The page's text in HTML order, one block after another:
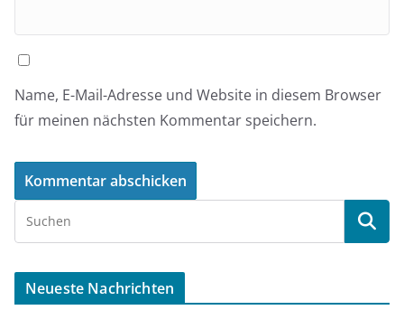
Name, E-Mail-Adresse und Website in diesem Browser
für meinen nächsten Kommentar speichern.
Neueste Nachrichten